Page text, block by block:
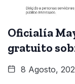
Oficialía
gratuito
8 Agosto,